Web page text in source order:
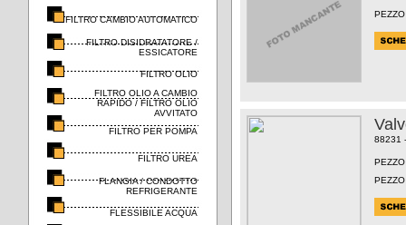
FILTRO CAMBIO AUTOMATICO
FILTRO DISIDRATATORE /
ESSICATORE
FILTRO OLIO
FILTRO OLIO A CAMBIO
RAPIDO / FILTRO OLIO
AVVITATO
FILTRO PER POMPA
FILTRO UREA
FLANGIA / CONDOTTO
REFRIGERANTE
FLESSIBILE ACQUA
88231